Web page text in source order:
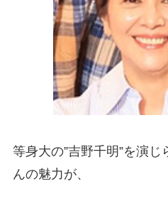
等身大の”吉野千明”を演
んの魅力が、